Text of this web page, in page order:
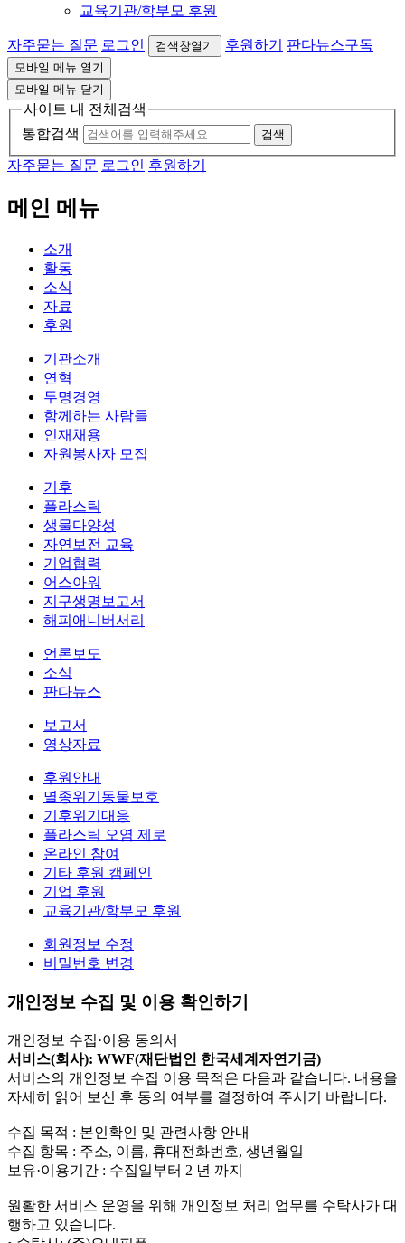
교육기관/학부모 후원
자주묻는 질문 로그인 검색창열기 후원하기 판다뉴스구독
모바일 메뉴 열기
모바일 메뉴 닫기
사이트 내 전체검색
통합검색
검색
자주묻는 질문 로그인 후원하기
메인 메뉴
소개
활동
소식
자료
후원
기관소개
연혁
투명경영
함께하는 사람들
인재채용
자원봉사자 모집
기후
플라스틱
생물다양성
자연보전 교육
기업협력
어스아워
지구생명보고서
해피애니버서리
언론보도
소식
판다뉴스
보고서
영상자료
후원안내
멸종위기동물보호
기후위기대응
플라스틱 오염 제로
온라인 참여
기타 후원 캠페인
기업 후원
교육기관/학부모 후원
회원정보 수정
비밀번호 변경
개인정보 수집 및 이용 확인하기
개인정보 수집·이용 동의서
서비스(회사): WWF(재단법인 한국세계자연기금)
서비스의 개인정보 수집 이용 목적은 다음과 같습니다. 내용을
자세히 읽어 보신 후 동의 여부를 결정하여 주시기 바랍니다.
수집 목적 : 본인확인 및 관련사항 안내
수집 항목 : 주소, 이름, 휴대전화번호, 생년월일
보유·이용기간 : 수집일부터 2 년 까지
원활한 서비스 운영을 위해 개인정보 처리 업무를 수탁사가 대
행하고 있습니다.